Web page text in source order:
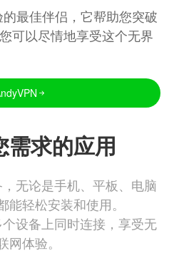
最佳伴侣，它帮助您突破
可以尽情地享受这个无界
需求的应用
无论是手机、平板、电脑
轻松安装和使用。
设备上同时连接，享受无
网体验。